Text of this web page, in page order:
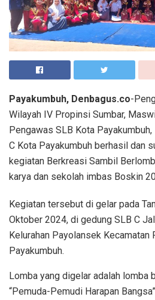
Payakumbuh, Denbagus.co-
Wilayah IV Propinsi Sumbar,
Pengawas SLB Kota
C Kota Payakumbuh berhasil dan
kegiatan Berkreasi Sambil
karya dan sekolah imbas Boskin
Kegiatan tersebut di gelar pada
Oktober 2024, di gedung SLB C
Kelurahan Payolansek Kecamatan
Payakumbuh.
Lomba yang digelar adalah lomba
“Pemuda-Pemudi Harapan